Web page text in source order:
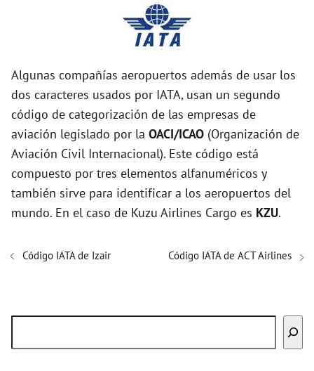
Algunas compañías aeropuertos además de usar los
dos caracteres usados por IATA, usan un segundo
código de categorización de las empresas de
aviación legislado por la OACI/ICAO (Organización de
Aviación Civil Internacional). Este código está
compuesto por tres elementos alfanuméricos y
también sirve para identificar a los aeropuertos del
mundo. En el caso de Kuzu Airlines Cargo es KZU.
Código IATA de Izair Código IATA de ACT Airlines